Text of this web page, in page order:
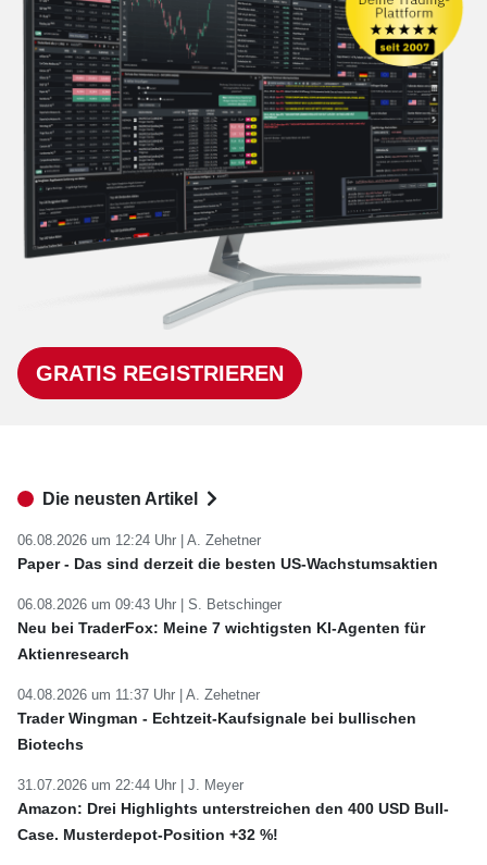
GRATIS REGISTRIEREN
Die neusten Artikel
06.08.2026 um 12:24 Uhr | A. Zehetner
Paper - Das sind derzeit die besten US-Wachstumsaktien
06.08.2026 um 09:43 Uhr | S. Betschinger
Neu bei TraderFox: Meine 7 wichtigsten KI-Agenten für
Aktienresearch
04.08.2026 um 11:37 Uhr | A. Zehetner
Trader Wingman - Echtzeit-Kaufsignale bei bullischen
Biotechs
31.07.2026 um 22:44 Uhr | J. Meyer
Amazon: Drei Highlights unterstreichen den 400 USD Bull-
Case. Musterdepot-Position +32 %!